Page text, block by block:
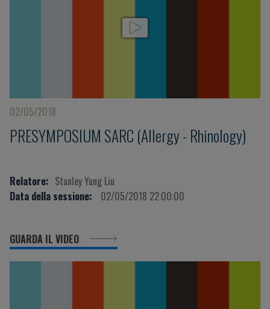
02/05/2018
PRESYMPOSIUM SARC (Allergy - Rhinology)
Relatore: Stanley Yung Liu
Data della sessione:
02/05/2018 22:00:00
GUARDA IL VIDEO